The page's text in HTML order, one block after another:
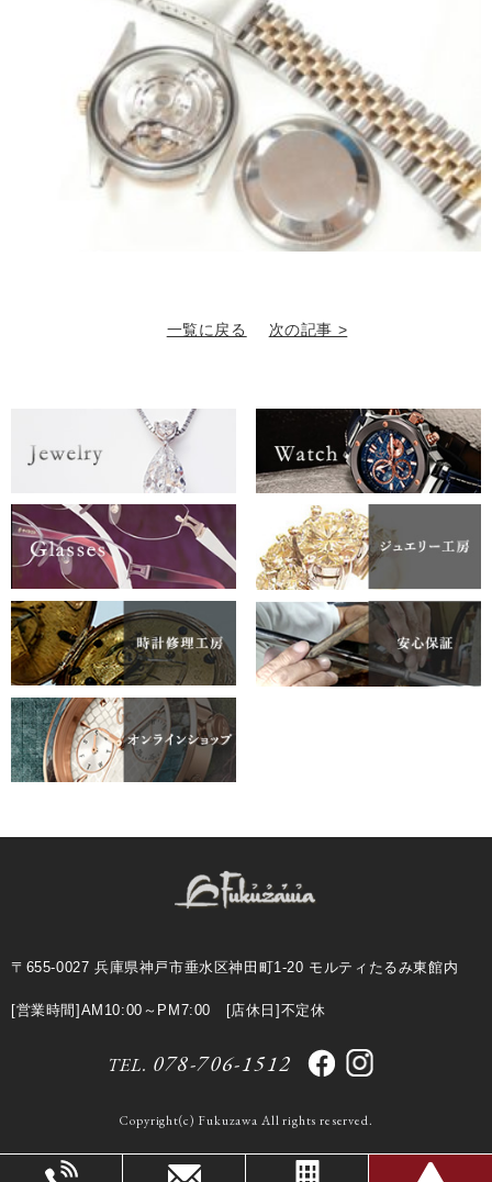
一覧に戻る 次の記事 >
〒655-0027 兵庫県神戸市垂水区神田町1-20 モルティたるみ東館内
[営業時間]AM10:00～PM7:00 [店休日]不定休
TEL. 078-706-1512
Copyright(c) Fukuzawa All rights reserved.